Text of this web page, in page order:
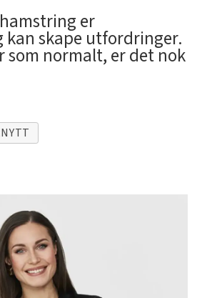
er
kan skape utfordringer.
som normalt, er det nok